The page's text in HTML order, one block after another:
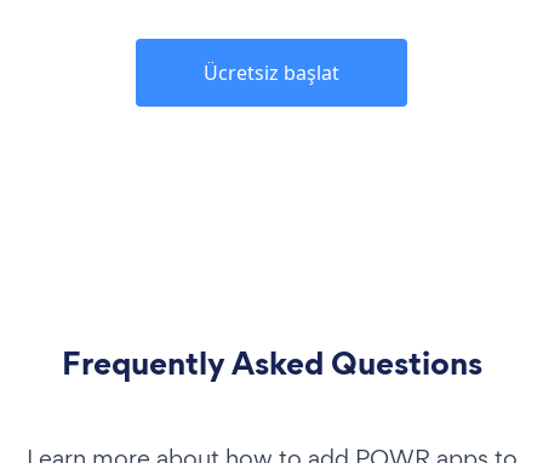
Ücretsiz başlat
Frequently Asked Questions